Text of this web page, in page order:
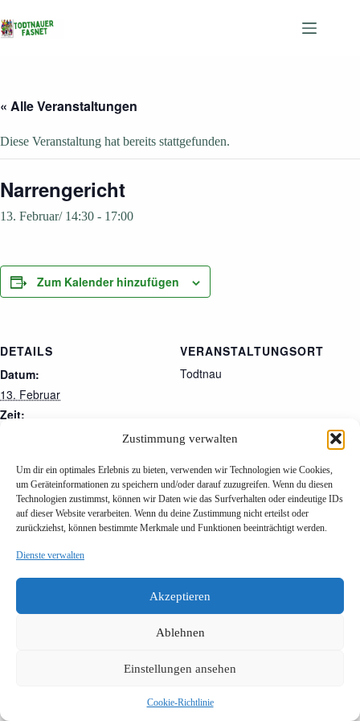
Zustimmung verwalten
Um dir ein optimales Erlebnis zu bieten, verwenden wir Technologien wie Cookies,
um Geräteinformationen zu speichern und/oder darauf zuzugreifen. Wenn du diesen
Technologien zustimmst, können wir Daten wie das Surfverhalten oder eindeutige IDs
auf dieser Website verarbeiten. Wenn du deine Zustimmung nicht erteilst oder
zurückziehst, können bestimmte Merkmale und Funktionen beeinträchtigt werden.
Dienste verwalten
Akzeptieren
Ablehnen
Einstellungen ansehen
Cookie-Richtlinie
Inhalt
springen
« Alle Veranstaltungen
Diese Veranstaltung hat bereits stattgefunden.
Narrengericht
13. Februar/ 14:30 - 17:00
Zum Kalender hinzufügen
DETAILS
Datum:
13. Februar
Zeit:
VERANSTALTUNGSORT
Todtnau
Hemdglunki Rätschgoschen
Impressum
Datenschutzerklärung
Copyright © 2025 - Todtnauer Narrenzunft 1860 e. V. – Alle